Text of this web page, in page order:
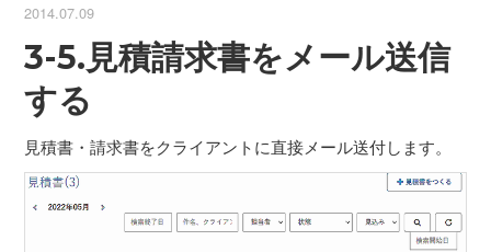
2014.07.09
3-5.見積請求書をメール送信
する
見積書・請求書をクライアントに直接メール送付します。